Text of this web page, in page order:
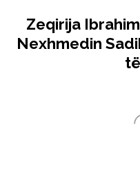
Zeqirija
Nexhmedin